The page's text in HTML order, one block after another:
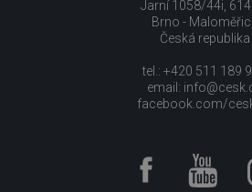
Jarní 1058/44i,
Brno -
Česká republika
tel.: +420 511 189
email:
facebook.com/